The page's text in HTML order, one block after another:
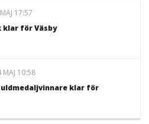
17:57
klar för Väsby
MAJ 10:58
klar för